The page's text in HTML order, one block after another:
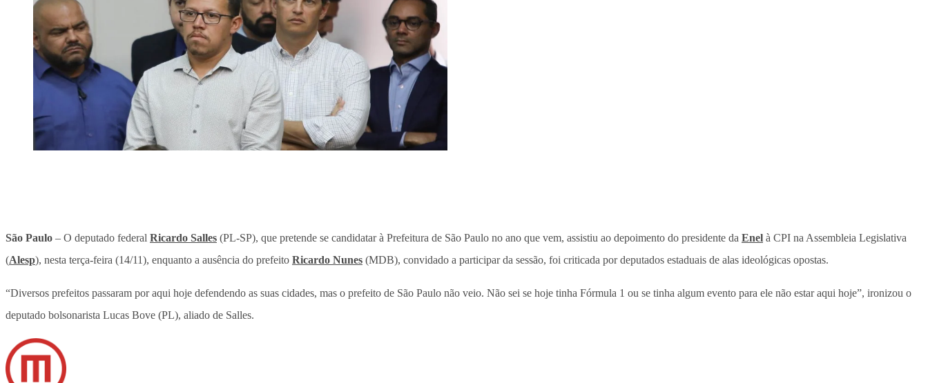
São Paulo – O deputado federal Ricardo Salles (PL-SP), que pretende se candidatar à Prefeitura de São Paulo no ano que vem, assistiu ao depoimento do presidente da Enel à CPI na Assembleia Legislativa
(Alesp), nesta terça-feira (14/11), enquanto a ausência do prefeito Ricardo Nunes (MDB), convidado a participar da sessão, foi criticada por deputados estaduais de alas ideológicas opostas.
“Diversos prefeitos passaram por aqui hoje defendendo as suas cidades, mas o prefeito de São Paulo não veio. Não sei se hoje tinha Fórmula 1 ou se tinha algum evento para ele não estar aqui hoje”, ironizou o
deputado bolsonarista Lucas Bove (PL), aliado de Salles.